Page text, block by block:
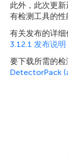
此外，此次更
有检测工具的性
有关发布的详细
3.12.1 发布说
要下载所需的检
DetectorPack